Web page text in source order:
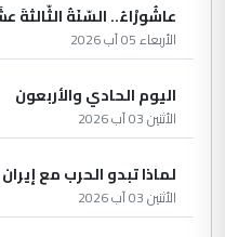
عاشُورْاءُ.. السّنَةُ
الأربعاء 05 آب 2026
اليوم الحادي والأربعون
الأثنين 03 آب 2026
لماذا تبدو الحرب مع
الأثنين 03 آب 2026